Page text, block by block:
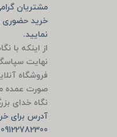
مشتریان
نمایید.
از اینکه با
نهایت
فروشگاه
صورت عمده
نگاه خدای
آدرس برای
09122782300 مجتبی فرهانی